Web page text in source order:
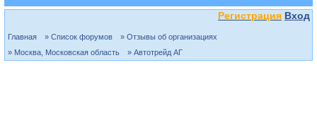
Регистрация Вход
Главная » Список форумов
» Отзывы об организациях
» Москва, Московская область
» Автотрейд АГ